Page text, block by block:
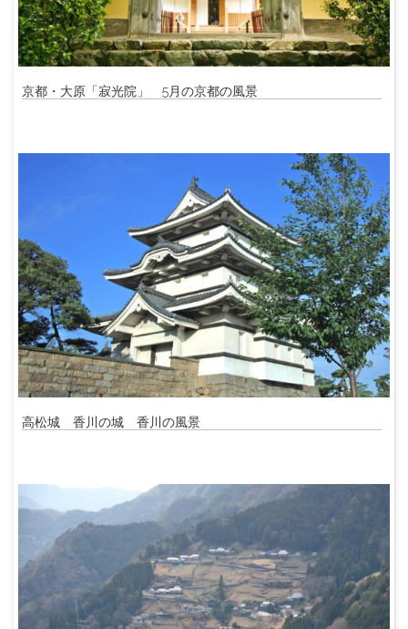
京都・大原「寂光院」 5月の京都の風景
高松城 香川の城 香川の風景